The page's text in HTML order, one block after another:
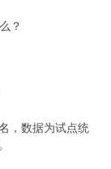
？
，数据为试点统